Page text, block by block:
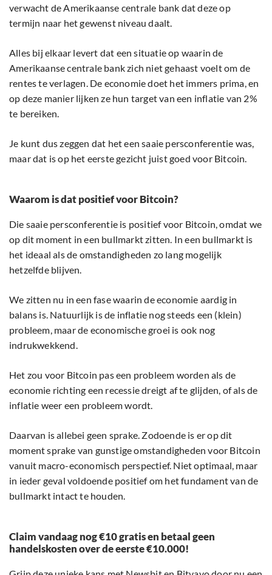
verwacht de Amerikaanse centrale bank dat deze op
termijn naar het gewenst niveau daalt.
Alles bij elkaar levert dat een situatie op waarin de
Amerikaanse centrale bank zich niet gehaast voelt om de
rentes te verlagen. De economie doet het immers prima, en
op deze manier lijken ze hun target van een inflatie van 2%
te bereiken.
Je kunt dus zeggen dat het een saaie persconferentie was,
maar dat is op het eerste gezicht juist goed voor Bitcoin.
Waarom is dat positief voor Bitcoin?
Die saaie persconferentie is positief voor Bitcoin, omdat we
op dit moment in een bullmarkt zitten. In een bullmarkt is
het ideaal als de omstandigheden zo lang mogelijk
hetzelfde blijven.
We zitten nu in een fase waarin de economie aardig in
balans is. Natuurlijk is de inflatie nog steeds een (klein)
probleem, maar de economische groei is ook nog
indrukwekkend.
Het zou voor Bitcoin pas een probleem worden als de
economie richting een recessie dreigt af te glijden, of als de
inflatie weer een probleem wordt.
Daarvan is allebei geen sprake. Zodoende is er op dit
moment sprake van gunstige omstandigheden voor Bitcoin
vanuit macro-economisch perspectief. Niet optimaal, maar
in ieder geval voldoende positief om het fundament van de
bullmarkt intact te houden.
Claim vandaag nog €10 gratis en betaal geen
handelskosten over de eerste €10.000!